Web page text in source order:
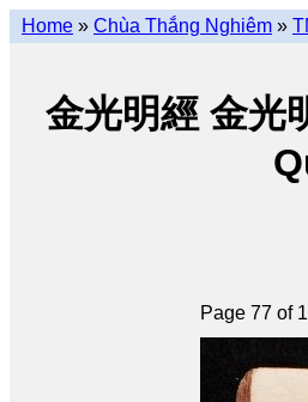
Home » Chùa Thắng Nghiêm »
金光明經 金
Page 77 of